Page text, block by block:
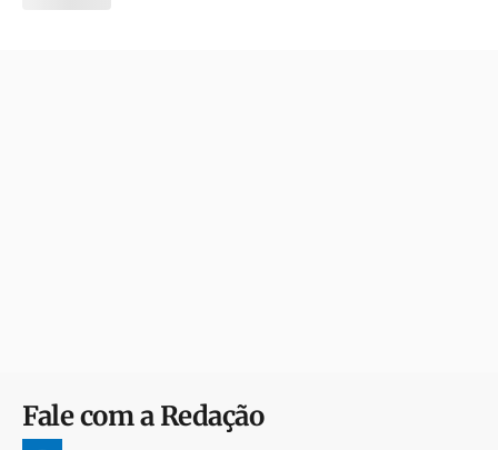
Fale com a Redação